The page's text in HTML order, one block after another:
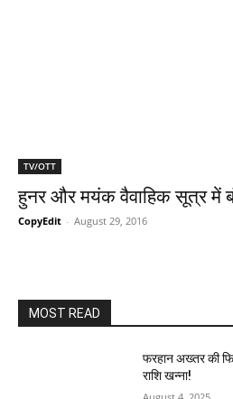
TV/OTT
हुनर और मयंक वैवाहिक सूत्र में
CopyEdit - August 29, 2016
MOST READ
फरहान अख्तर की
राशि खन्ना!